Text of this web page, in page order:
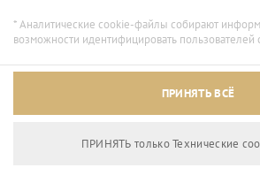
Архивный
* Аналитические cookie-файлы собирают
возможности идентифицировать пользователей
ПРИНЯТЬ ВСЁ
ПРИНЯТЬ только Технические